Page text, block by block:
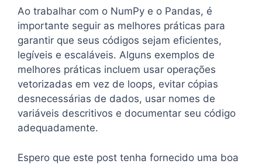
Ao trabalhar com o NumPy e o Pandas, é
importante seguir as melhores práticas para
garantir que seus códigos sejam eficientes,
legíveis e escaláveis. Alguns exemplos de
melhores práticas incluem usar operações
vetorizadas em vez de loops, evitar cópias
desnecessárias de dados, usar nomes de
variáveis descritivos e documentar seu código
adequadamente.
Espero que este post tenha fornecido uma boa